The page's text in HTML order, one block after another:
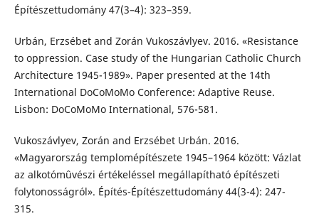
Építészettudomány 47(3–4): 323–359.
Urbán, Erzsébet and Zorán Vukoszávlyev. 2016. «Resistance
to oppression. Case study of the Hungarian Catholic Church
Architecture 1945-1989». Paper presented at the 14th
International DoCoMoMo Conference: Adaptive Reuse.
Lisbon: DoCoMoMo International, 576-581.
Vukoszávlyev, Zorán and Erzsébet Urbán. 2016.
«Magyarország templomépítészete 1945–1964 között: Vázlat
az alkotómûvészi értékeléssel megállapítható építészeti
folytonosságról». Építés-Építészettudomány 44(3-4): 247-
315.